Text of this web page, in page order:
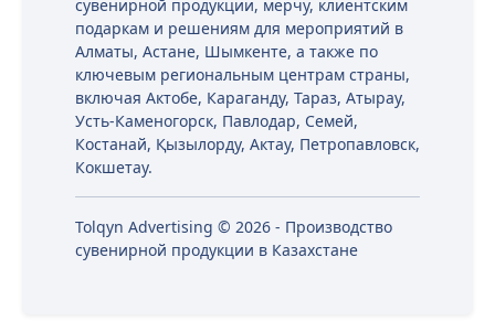
сувенирной продукции, мерчу, клиентским
подаркам и решениям для мероприятий в
Алматы, Астане, Шымкенте, а также по
ключевым региональным центрам страны,
включая Актобе, Караганду, Тараз, Атырау,
Усть-Каменогорск, Павлодар, Семей,
Костанай, Қызылорду, Актау, Петропавловск,
Кокшетау.
Tolqyn Advertising © 2026 - Производство
сувенирной продукции в Казахстане